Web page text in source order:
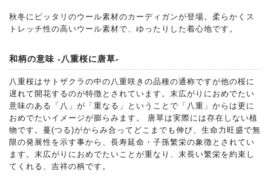
秋冬にピッタリのウール素材のカーディガンが登場。柔らかくス
トレッチ性の高いウール素材で、ゆったりした着心地です。
和柄の意味 -八重桜に唐草-
八重桜はサトザクラの中の八重咲きの品種の通称ですが他の桜に
遅れて開花するのが特徴とされています。末広がりにおめでたい
意味のある「八」が「重なる」ということで「八重」からは更に
おめでたいイメージが膨らみます。 唐草は実際には存在しない植
物です。蔓(つる)がからみ合ってどこまでも伸び、生命力旺盛で無
限の発展性を示す事から、長寿延命・子孫繁栄の象徴とされてい
ます。末広がりにおめでたいことが重なり、末長い繁栄を約束し
てくれる、吉祥の柄です。